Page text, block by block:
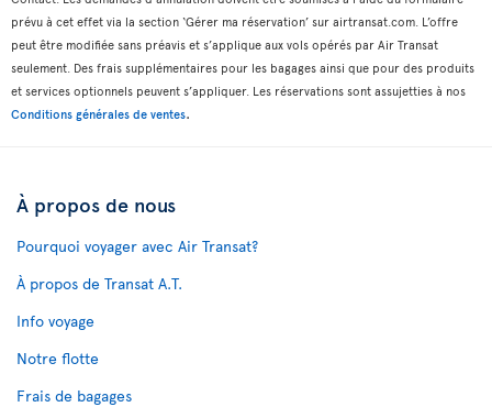
prévu à cet effet via la section ‘Gérer ma réservation’ sur airtransat.com. L’offre
peut être modifiée sans préavis et s’applique aux vols opérés par Air Transat
seulement. Des frais supplémentaires pour les bagages ainsi que pour des produits
et services optionnels peuvent s’appliquer. Les réservations sont assujetties à nos
Conditions générales de ventes.
À propos de nous
Pourquoi voyager avec Air Transat?
À propos de Transat A.T.
Info voyage
Notre flotte
Frais de bagages